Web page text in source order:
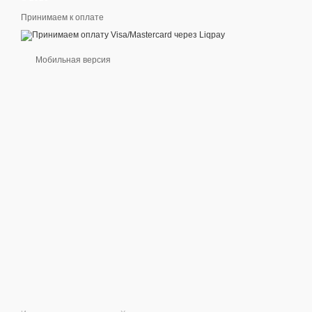
Принимаем к оплате
Мобильная версия